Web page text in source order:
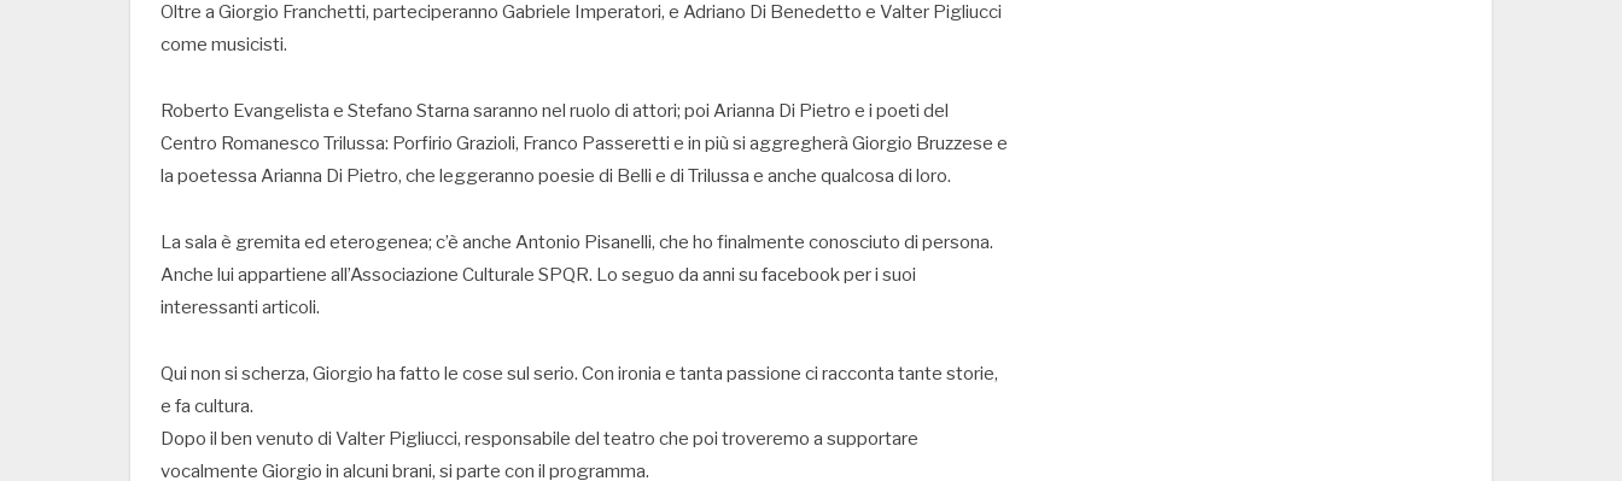
Oltre a Giorgio Franchetti, parteciperanno Gabriele Imperatori, e Adriano Di Benedetto e Valter Pigliucci
come musicisti.
Roberto Evangelista e Stefano Starna saranno nel ruolo di attori; poi Arianna Di Pietro e i poeti del
Centro Romanesco Trilussa: Porfirio Grazioli, Franco Passeretti e in più si aggregherà Giorgio Bruzzese e
la poetessa Arianna Di Pietro, che leggeranno poesie di Belli e di Trilussa e anche qualcosa di loro.
La sala è gremita ed eterogenea; c’è anche Antonio Pisanelli, che ho finalmente conosciuto di persona.
Anche lui appartiene all’Associazione Culturale SPQR. Lo seguo da anni su facebook per i suoi
interessanti articoli.
Qui non si scherza, Giorgio ha fatto le cose sul serio. Con ironia e tanta passione ci racconta tante storie,
e fa cultura.
Dopo il ben venuto di Valter Pigliucci, responsabile del teatro che poi troveremo a supportare
vocalmente Giorgio in alcuni brani, si parte con il programma.